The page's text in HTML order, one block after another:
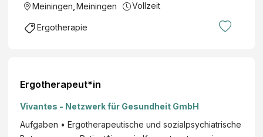
Meiningen Meiningen Vollzeit
Ergotherapie
Ergotherapeut*in
Vivantes - Netzwerk für Gesundheit GmbH
Aufgaben • Ergotherapeutische und sozialpsychiatrische